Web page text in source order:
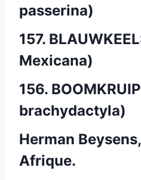
passerina)
157.
Mexicana)
156.
brachydactyla)
Herman
Afrique.